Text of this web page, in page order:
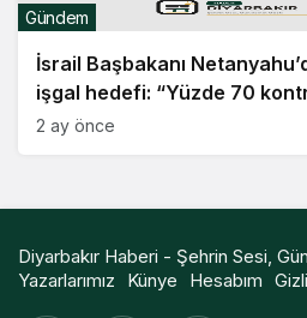
İsrail Başbakanı
işgal hedefi: “Yüzde 70
Gündem
2 ay önce
Diyarbakır Haberi - Şehrin Sesi,
Yazarlarımız
Künye Hesabım